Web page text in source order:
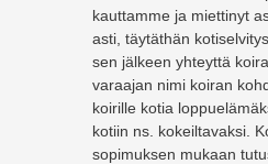
kauttamme ja miettinyt
asti, täytäthän
sen jälkeen yhteyttä
varaajan nimi koiran
koirille kotia
kotiin ns. kokeiltavaksi.
sopimuksen mukaan